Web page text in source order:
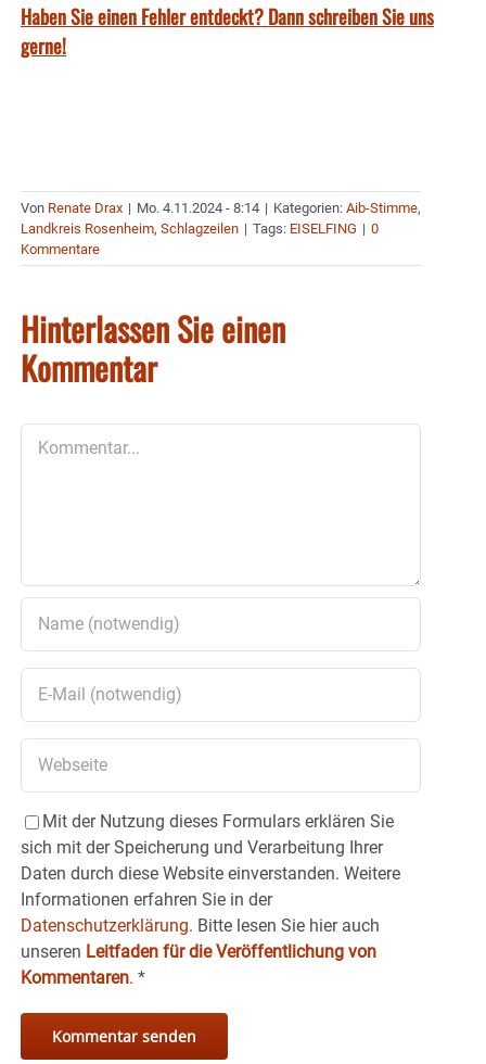
Haben Sie einen Fehler entdeckt? Dann schreiben Sie uns
gerne!
Von Renate Drax | Mo. 4.11.2024 - 8:14 | Kategorien: Aib-Stimme,
Landkreis Rosenheim, Schlagzeilen | Tags: EISELFING | 0
Kommentare
Hinterlassen Sie einen
Kommentar
Mit der Nutzung dieses Formulars erklären Sie
sich mit der Speicherung und Verarbeitung Ihrer
Daten durch diese Website einverstanden. Weitere
Informationen erfahren Sie in der
Datenschutzerklärung. Bitte lesen Sie hier auch
unseren Leitfaden für die Veröffentlichung von
Kommentaren. *